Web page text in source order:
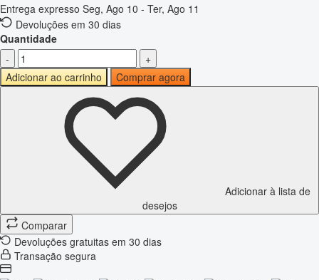
Entrega expresso Seg, Ago 10 - Ter, Ago 11
Devoluções em 30 dias
Quantidade
-
+
Adicionar ao carrinho
Comprar agora
Adicionar à lista de
desejos
Comparar
Devoluções gratuitas em 30 dias
Transação segura